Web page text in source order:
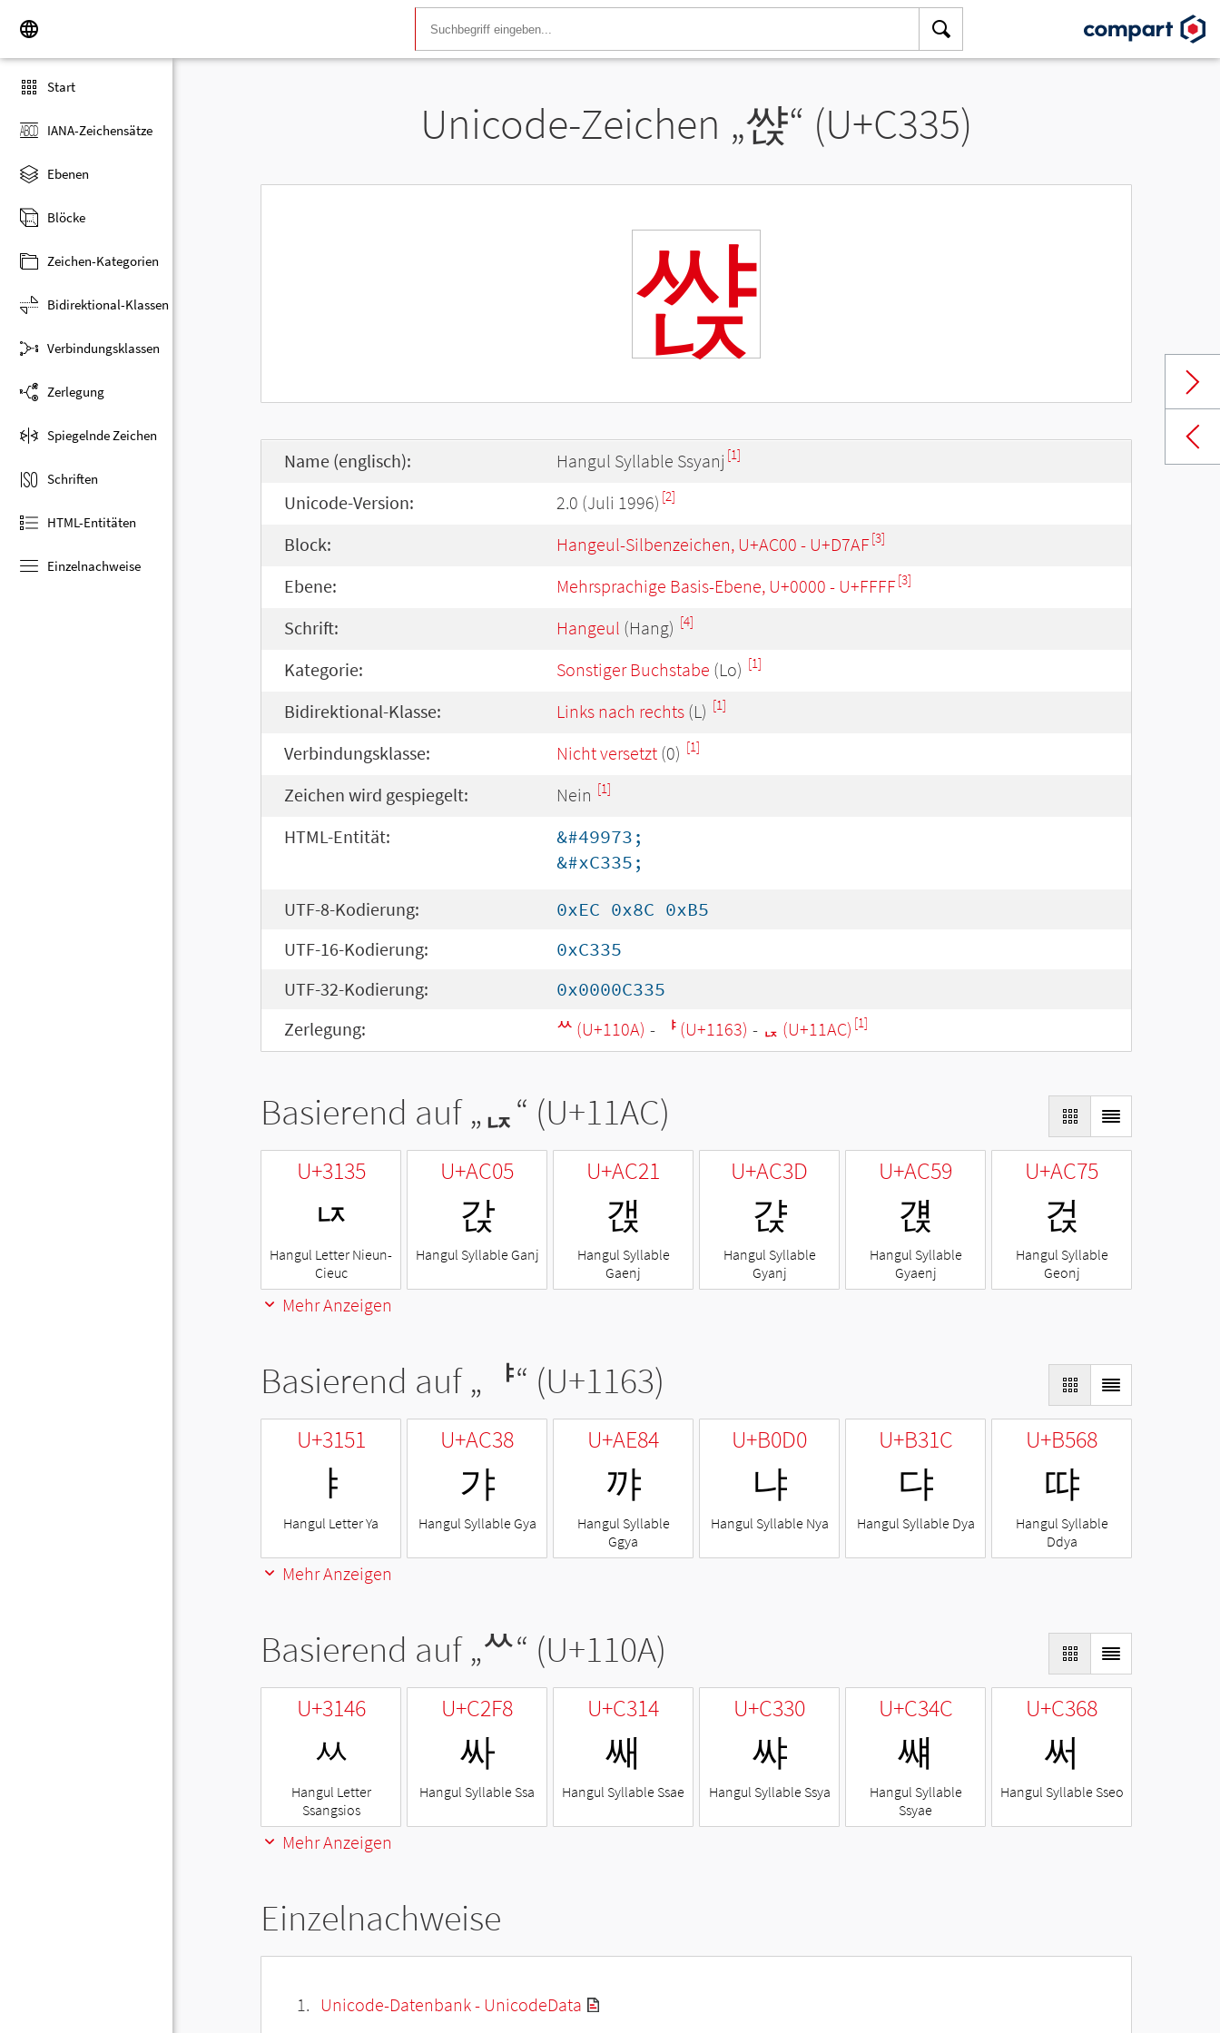
Start
IANA-Zeichensätze
Ebenen
Blöcke
Zeichen-Kategorien
Bidirektional-Klassen
Verbindungsklassen
Zerlegung
Spiegelnde Zeichen
Schriften
HTML-Entitäten
Einzelnachweise
Unicode-Zeichen „쌵“ (U+C335)
쌵
Name (englisch): Hangul Syllable Ssyanj [1]
Unicode-Version: 2.0 (Juli 1996) [2]
Block: Hangeul-Silbenzeichen, U+AC00 - U+D7AF[3]
Ebene: Mehrsprachige Basis-Ebene, U+0000 - U+FFFF[3]
Schrift: Hangeul (Hang) [4]
Kategorie: Sonstiger Buchstabe (Lo) [1]
Bidirektional-Klasse: Links nach rechts (L) [1]
Verbindungsklasse: Nicht versetzt (0) [1]
Zeichen wird gespiegelt: Nein [1]
HTML-Entität:
&#49973;
&#xC335;
UTF-8-Kodierung:
0xEC 0x8C 0xB5
UTF-16-Kodierung:
0xC335
UTF-32-Kodierung:
0x0000C335
Zerlegung:
ᄊ (U+110A) - ᅣ (U+1163) - ᆬ (U+11AC) [1]
Basierend auf „ᆬ“ (U+11AC)
U+3135
ㄵ
Hangul Letter Nieun-
Cieuc
U+AC05
갅
Hangul Syllable Ganj
U+AC21
갡
Hangul Syllable
Gaenj
U+AC3D
갽
Hangul Syllable
Gyanj
U+AC59
걙
Hangul Syllable
Gyaenj
U+AC75
걵
Hangul Syllable
Geonj
Mehr Anzeigen
Basierend auf „ ᅣ“ (U+1163)
U+3151
ㅑ
Hangul Letter Ya
U+AC38
갸
Hangul Syllable Gya
U+AE84
꺄
Hangul Syllable
Ggya
U+B0D0
냐
Hangul Syllable Nya
U+B31C
댜
Hangul Syllable Dya
U+B568
땨
Hangul Syllable
Ddya
Mehr Anzeigen
Basierend auf „ᄊ“ (U+110A)
U+3146
ㅆ
Hangul Letter
Ssangsios
U+C2F8
싸
Hangul Syllable Ssa
U+C314
쌔
Hangul Syllable Ssae
U+C330
쌰
Hangul Syllable Ssya
U+C34C
썌
Hangul Syllable
Ssyae
U+C368
써
Hangul Syllable Sseo
Mehr Anzeigen
Einzelnachweise
Unicode-Datenbank - UnicodeData